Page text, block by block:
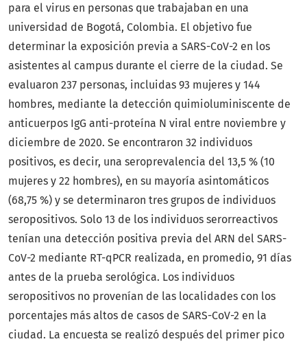
para el virus en personas que trabajaban en una
universidad de Bogotá, Colombia. El objetivo fue
determinar la exposición previa a SARS-CoV-2 en los
asistentes al campus durante el cierre de la ciudad. Se
evaluaron 237 personas, incluidas 93 mujeres y 144
hombres, mediante la detección quimioluminiscente de
anticuerpos IgG anti-proteína N viral entre noviembre y
diciembre de 2020. Se encontraron 32 individuos
positivos, es decir, una seroprevalencia del 13,5 % (10
mujeres y 22 hombres), en su mayoría asintomáticos
(68,75 %) y se determinaron tres grupos de individuos
seropositivos. Solo 13 de los individuos serorreactivos
tenían una detección positiva previa del ARN del SARS-
CoV-2 mediante RT-qPCR realizada, en promedio, 91 días
antes de la prueba serológica. Los individuos
seropositivos no provenían de las localidades con los
porcentajes más altos de casos de SARS-CoV-2 en la
ciudad. La encuesta se realizó después del primer pico